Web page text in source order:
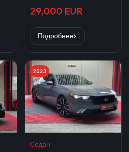
29,000 EUR
Подробнее
2023
Седан